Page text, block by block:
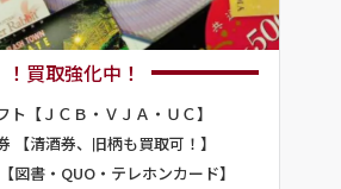
！買取強化中！
ト【ＪＣＢ・ＶＪＡ・ＵＣ】
【清酒券、旧柄も買取可！】
図書・QUO・テレホンカード】